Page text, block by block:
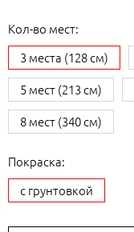
Кол-во мест:
3 места (128 см)
5 мест (213 см)
8 мест (340 см)
Покраска:
с грунтовкой